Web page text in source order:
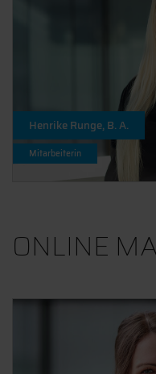
Henrike Runge, B. A.
Mitarbeiterin
ONLINE